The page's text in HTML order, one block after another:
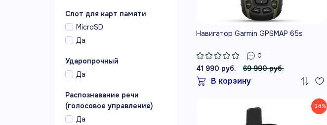
Слот для карт памяти
MicroSD
Да
Ударопрочный
Да
Распознавание речи
(голосовое управление)
Да
Навигатор Garmin GPSMAP 65s
0
41 990 руб. 69 990 руб.
В корзину
−34%